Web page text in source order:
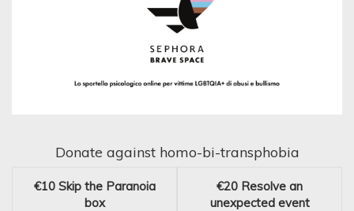
Donate against homo-bi-transphobia
€10 Skip the Paranoia
box
€20 Resolve an
unexpected event